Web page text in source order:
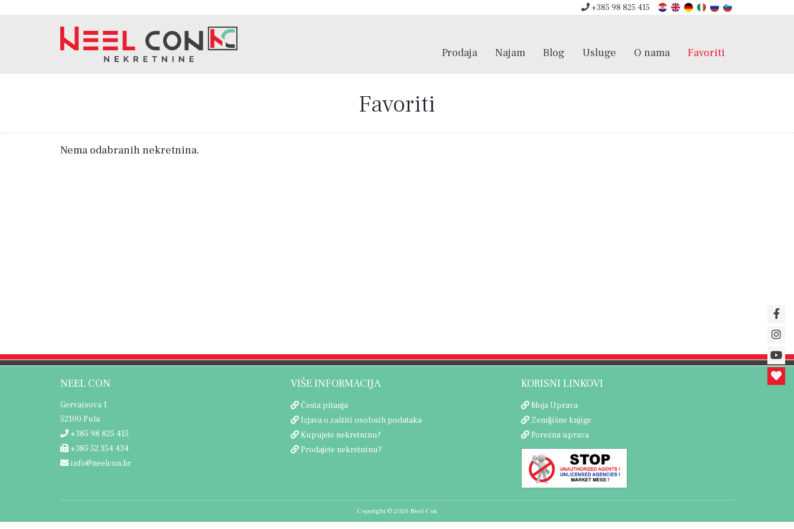
+385 98 825 415
Prodaja Najam Blog Usluge O nama Favoriti
Favoriti
Nema odabranih nekretnina.
NEEL CON
Gervaisova 1
52100 Pula
+385 98 825 415
+385 52 354 434
info@neelcon.hr
VIŠE INFORMACIJA
Česta pitanja
Izjava o zaštiti osobnih podataka
Kupujete nekretninu?
Prodajete nekretninu?
KORISNI LINKOVI
Moja Uprava
Zemljišne knjige
Porezna uprava
Copyright © 2026 Neel Con